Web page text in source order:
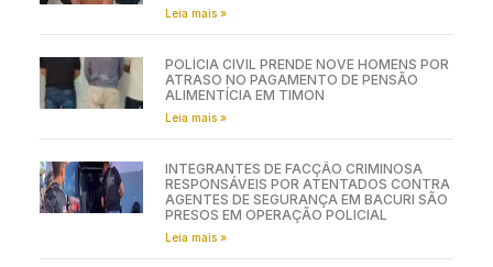
Leia mais »
POLÍCIA CIVIL PRENDE NOVE HOMENS POR
ATRASO NO PAGAMENTO DE PENSÃO
ALIMENTÍCIA EM TIMON
Leia mais »
INTEGRANTES DE FACÇÃO CRIMINOSA
RESPONSÁVEIS POR ATENTADOS CONTRA
AGENTES DE SEGURANÇA EM BACURI SÃO
PRESOS EM OPERAÇÃO POLICIAL
Leia mais »